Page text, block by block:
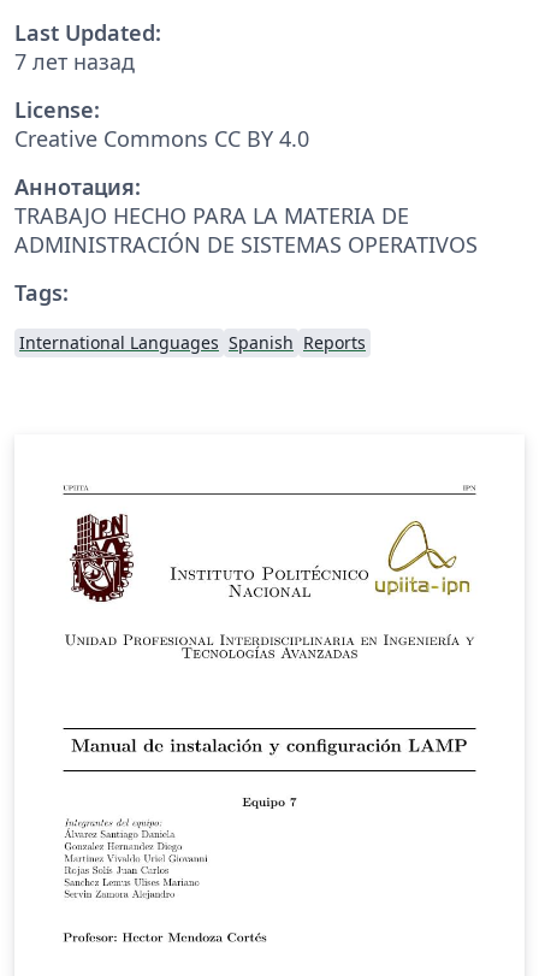
Last Updated:
7 лет назад
License:
Creative Commons CC BY 4.0
Аннотация:
TRABAJO HECHO PARA LA MATERIA DE
ADMINISTRACIÓN DE SISTEMAS OPERATIVOS
Tags:
International Languages Spanish Reports